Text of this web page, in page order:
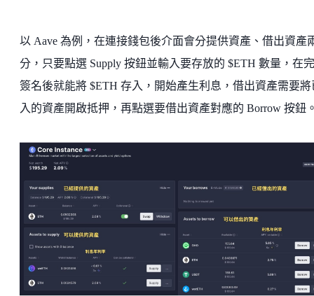
以 Aave 為例，在連接錢包後介面會分提供資產、借出資產
分，只要點選 Supply 按鈕並輸入要存放的 $ETH 數量，在
簽名後就能將 $ETH 存入，開始產生利息，借出資產需要將
入的資產開啟抵押，再點選要借出資產對應的 Borrow 按鈕